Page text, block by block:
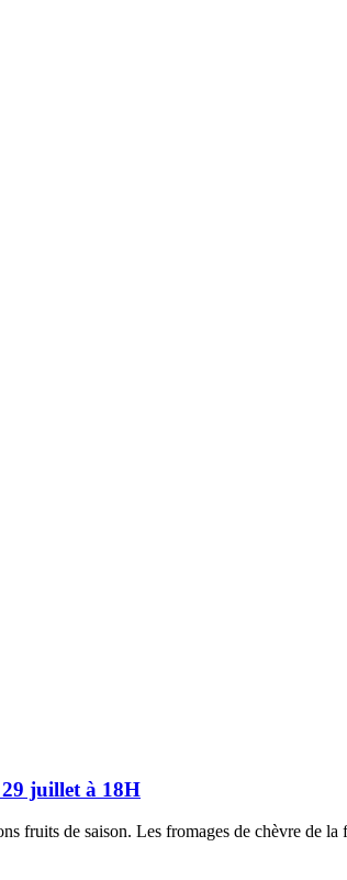
juillet à 18H
fruits de saison. Les fromages de chèvre de